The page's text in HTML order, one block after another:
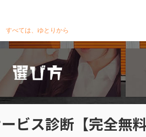
すべては、ゆとりから
ビス診断【完全無